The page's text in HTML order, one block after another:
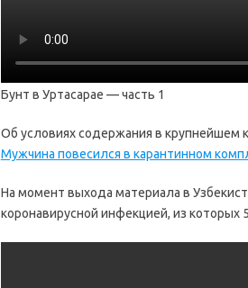
Бунт в Уртасарае — часть 1
Об условиях содержания в крупнейшем
Мужчина повесился в карантинном
На момент выхода материала в
коронавирусной инфекцией, из